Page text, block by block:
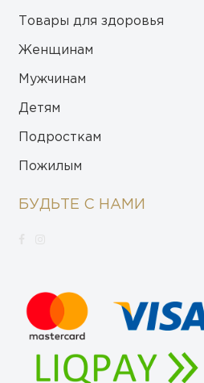
Товары для здоровья
Женщинам
Мужчинам
Детям
Подросткам
Пожилым
БУДЬТЕ С НАМИ